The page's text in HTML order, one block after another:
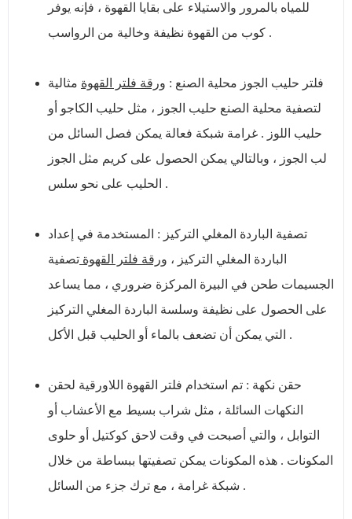
للمياه بالمرور والاستيلاء على بقايا القهوة ، فإنه يوفر
كوب من القهوة نظيفة وخالية من الرواسب .
فلتر حليب الجوز محلية الصنع : ورقة فلتر القهوة مثالية
لتصفية محلية الصنع حليب الجوز ، مثل حليب الكاجو أو
حليب اللوز . غرامة شبكة فعالة يمكن فصل السائل من
لب الجوز ، وبالتالي يمكن الحصول على كريم مثل الجوز
الحليب على نحو سلس .
تصفية الباردة المغلي التركيز : المستخدمة في إعداد
الباردة المغلي التركيز ، ورقة فلتر القهوة تصفية
الجسيمات طحن في البيرة المركزة ضروري ، مما يساعد
على الحصول على نظيفة وسلسة الباردة المغلي التركيز
التي يمكن أن تضعف بالماء أو الحليب قبل الأكل .
حقن نكهة : تم استخدام فلتر القهوة اللاورقية لحقن
النكهات السائلة ، مثل شراب بسيط مع الأعشاب أو
التوابل ، والتي أصبحت في وقت لاحق كوكتيل أو حلوى
المكونات . هذه المكونات يمكن تصفيتها ببساطة من خلال
شبكة غرامة ، مع ترك جزء من السائل .